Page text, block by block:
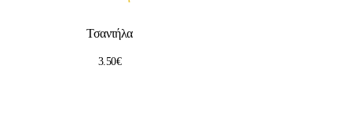
Τσαντήλα
3.50€